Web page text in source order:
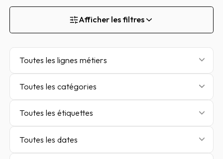
Afficher les filtres
Toutes les lignes métiers
Toutes les catégories
Toutes les étiquettes
Toutes les dates